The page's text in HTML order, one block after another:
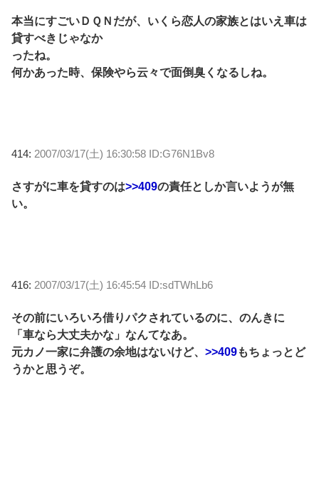
本当にすごいＤＱＮだが、いくら恋人の家族とはいえ車は
貸すべきじゃなか
ったね。
何かあった時、保険やら云々で面倒臭くなるしね。
414: 2007/03/17(土) 16:30:58 ID:G76N1Bv8
さすがに車を貸すのは>>409の責任としか言いようが無
い。
416: 2007/03/17(土) 16:45:54 ID:sdTWhLb6
その前にいろいろ借りパクされているのに、のんきに
「車なら大丈夫かな」なんてなあ。
元カノ一家に弁護の余地はないけど、 >>409もちょっとど
うかと思うぞ。